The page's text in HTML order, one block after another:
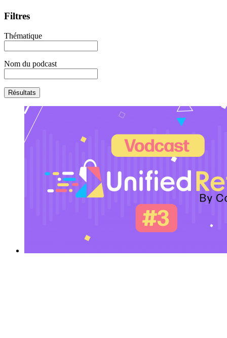
Filtres
Thématique
Nom du podcast
Résultats